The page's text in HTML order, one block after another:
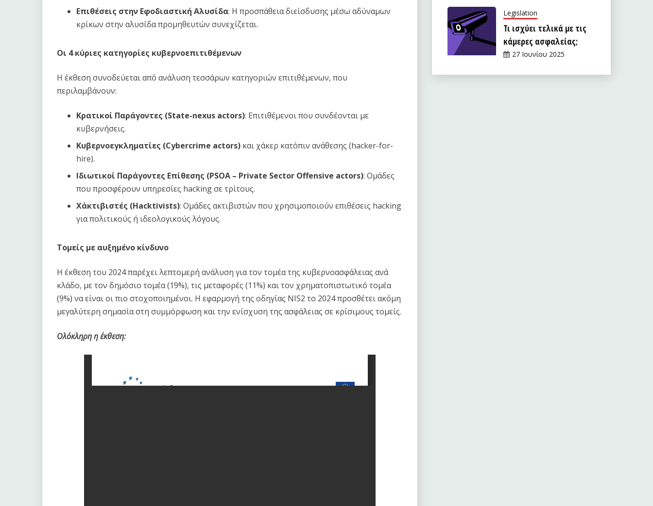
Επιθέσεις στην Εφοδιαστική Αλυσίδα: Η προσπάθεια διείσδυσης μέσω αδύναμων
κρίκων στην αλυσίδα προμηθευτών συνεχίζεται.
Οι 4 κύριες κατηγορίες κυβερνοεπιτιθέμενων
Η έκθεση συνοδεύεται από ανάλυση τεσσάρων κατηγοριών επιτιθέμενων, που
περιλαμβάνουν:
Κρατικοί Παράγοντες (State-nexus actors): Επιτιθέμενοι που συνδέονται με
κυβερνήσεις.
Κυβερνοεγκληματίες (Cybercrime actors) και χάκερ κατόπιν ανάθεσης (hacker-for-
hire).
Ιδιωτικοί Παράγοντες Επίθεσης (PSOA – Private Sector Offensive actors): Ομάδες
που προσφέρουν υπηρεσίες hacking σε τρίτους.
Χάκτιβιστές (Hacktivists): Ομάδες ακτιβιστών που χρησιμοποιούν επιθέσεις hacking
για πολιτικούς ή ιδεολογικούς λόγους.
Τομείς με αυξημένο κίνδυνο
Η έκθεση του 2024 παρέχει λεπτομερή ανάλυση για τον τομέα της κυβερνοασφάλειας ανά
κλάδο, με τον δημόσιο τομέα (19%), τις μεταφορές (11%) και τον χρηματοπιστωτικό τομέα
(9%) να είναι οι πιο στοχοποιημένοι. Η εφαρμογή της οδηγίας NIS2 το 2024 προσθέτει ακόμη
μεγαλύτερη σημασία στη συμμόρφωση και την ενίσχυση της ασφάλειας σε κρίσιμους τομείς.
Ολόκληρη η έκθεση:
Legislation
Τι ισχύει τελικά με τις
κάμερες ασφαλείας;
27 Ιουνίου 2025